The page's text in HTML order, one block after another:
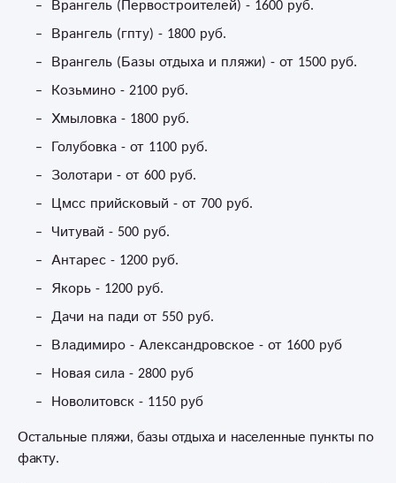
Врангель (Первостроителей) - 1600 руб.
Врангель (гпту) - 1800 руб.
Врангель (Базы отдыха и пляжи) - от 1500 руб.
Козьмино - 2100 руб.
Хмыловка - 1800 руб.
Голубовка - от 1100 руб.
Золотари - от 600 руб.
Цмсс прийсковый - от 700 руб.
Читувай - 500 руб.
Антарес - 1200 руб.
Якорь - 1200 руб.
Дачи на пади от 550 руб.
Владимиро - Александровское - от 1600 руб
Новая сила - 2800 руб
Новолитовск - 1150 руб
Остальные пляжи, базы отдыха и населенные пункты по
факту.